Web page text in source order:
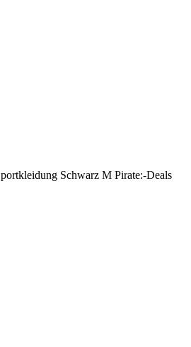
Schwarz M Pirate:-Deals